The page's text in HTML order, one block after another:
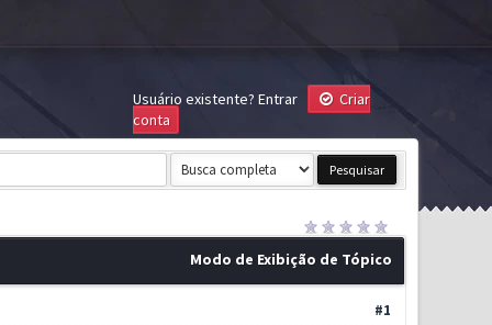
Usuário existente? Entrar
Criar
conta
Modo de Exibição de Tópico
#1